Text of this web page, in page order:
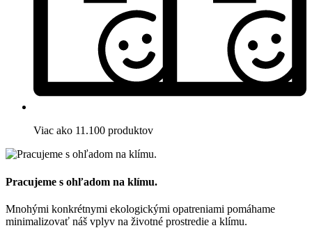
Viac ako 11.100 produktov
Pracujeme s ohľadom na klímu.
Mnohými konkrétnymi ekologickými opatreniami pomáhame
minimalizovať náš vplyv na životné prostredie a klímu.